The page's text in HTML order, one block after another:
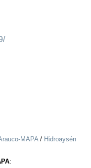
MAPA/ Hidroaysén
: